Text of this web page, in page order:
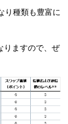
り種類も豊富に
りますので、ぜ